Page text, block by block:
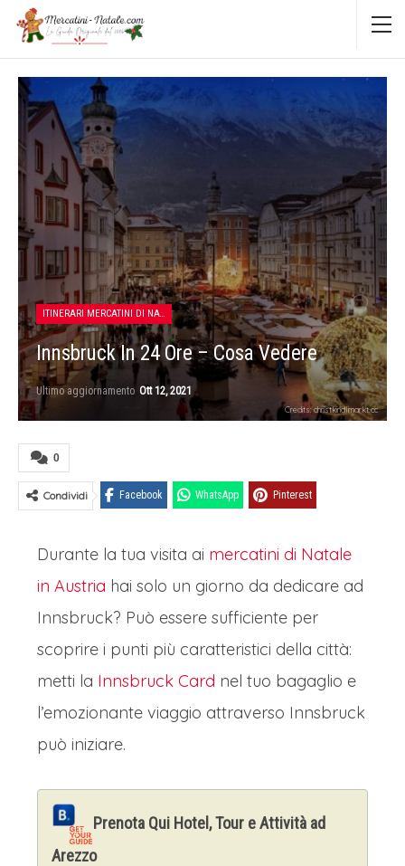
ITINERARI MERCATINI DI NATALE
Innsbruck In 24 Ore – Cosa Vedere
Ultimo aggiornamento Ott 12, 2021
Credits: christkindlmarkt.cc
0
Condividi Facebook WhatsApp Pinterest
Durante la tua visita ai mercatini di Natale
in Austria hai solo un giorno da dedicare ad
Innsbruck? Può essere sufficiente per
scoprire i punti più caratteristici della città:
metti la Innsbruck Card nel tuo bagaglio e
l’emozionante viaggio attraverso Innsbruck
può iniziare.
Prenota Qui Hotel, Tour e Attività ad
Arezzo